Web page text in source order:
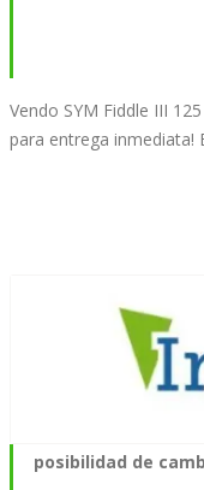
Vendo SYM Fiddle III
para entrega inmediata!
posibilidad de